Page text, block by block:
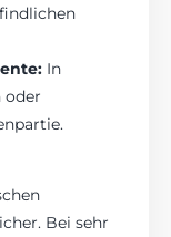
In
oder
Bei sehr